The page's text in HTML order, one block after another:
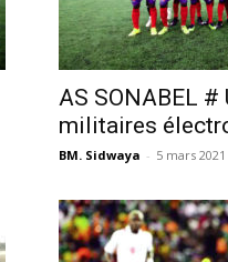
AS SONABEL #
militaires
BM. Sidwaya - 5 mars 2021